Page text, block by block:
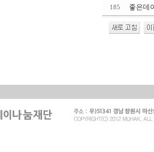
185 좋은데